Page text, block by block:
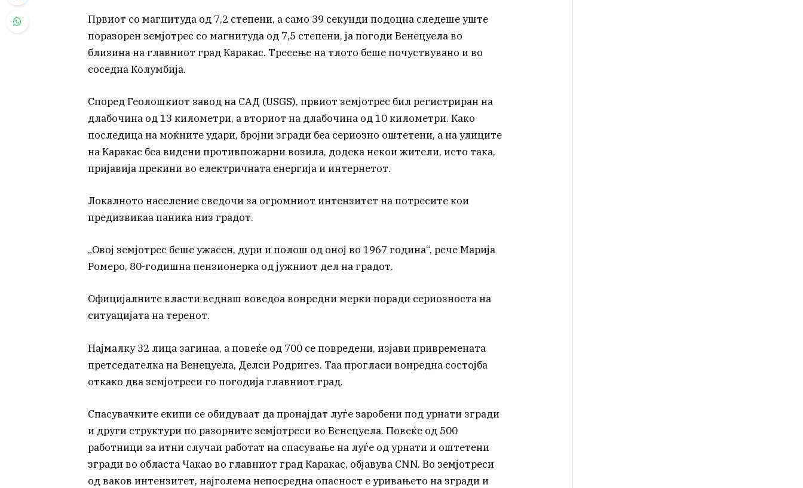
Првиот со магнитуда од 7,2 степени, a само 39 секунди подоцна следеше уште
поразорен земјотрес со магнитуда од 7,5 степени, ја погоди Венецуела во
близина на главниот град Каракас. Тресење на тлото беше почуствувано и во
соседна Колумбија.
Според Геолошкиот завод на САД (USGS), првиот земјотрес бил регистриран на
длабочина од 13 километри, а вториот на длабочина од 10 километри. Како
последица на моќните удари, бројни згради беа сериозно оштетени, а на улиците
на Каракас беа видени противпожарни возила, додека некои жители, исто така,
пријавија прекини во електричната енергија и интернетот.
Локалното население сведочи за огромниот интензитет на потресите кои
предизвикаа паника низ градот.
„Овој земјотрес беше ужасен, дури и полош од оној во 1967 година“, рече Марија
Ромеро, 80-годишна пензионерка од јужниот дел на градот.
Официјалните власти веднаш воведоа вонредни мерки поради сериозноста на
ситуацијата на теренот.
Најмалку 32 лица загинаа, а повеќе од 700 се повредени, изјави привремената
претседателка на Венецуела, Делси Родригез. Таа прогласи вонредна состојба
откако два земјотреси го погодија главниот град.
Спасувачките екипи се обидуваат да пронајдат луѓе заробени под урнати згради
и други структури по разорните земјотреси во Венецуела. Повеќе од 500
работници за итни случаи работат на спасување на луѓе од урнати и оштетени
згради во областа Чакао во главниот град Каракас, објавува CNN. Во земјотреси
од ваков интензитет, најголема непосредна опасност е уривањето на згради и